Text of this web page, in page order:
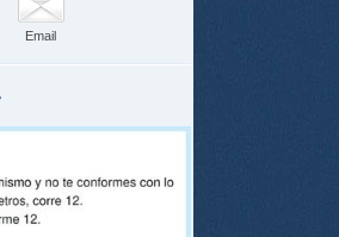
Email